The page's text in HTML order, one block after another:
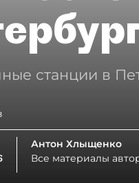
станции в
Антон Хлыщенко
Все материалы